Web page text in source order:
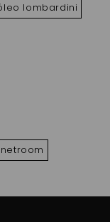
lombardini